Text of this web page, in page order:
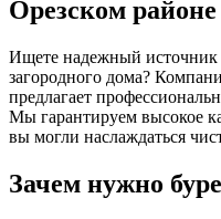
Орезском районе
Ищете надежный источник
загородного дома?
предлагает
Мы гарантируем высокое
вы могли наслаждаться
Зачем нужно